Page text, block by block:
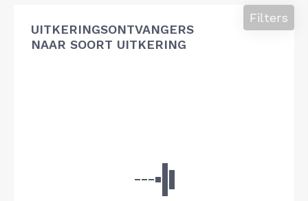
UITKERINGSONTVANGERS
NAAR SOORT UITKERING
Filters